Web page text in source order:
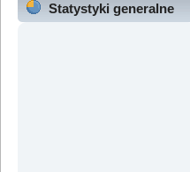
Statystyki generalne